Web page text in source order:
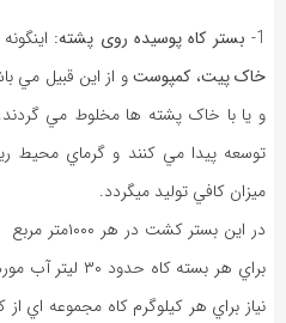
1- بستر کاه پوسیده روی پشته:
خاک پيت، کمپوستو از اين قبيل مي
و يا با خاک پشته ها مخلوط مي
توسعه پيدا مي کنند و گرماي محيط
ميزان کافي توليد ميگردد.
براي هر بسته کاه
نياز براي هر کيلوگرم کاه مجموعه اي